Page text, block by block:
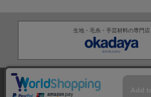
生地・毛糸・手芸材料の専門店
株式会社オカダヤ